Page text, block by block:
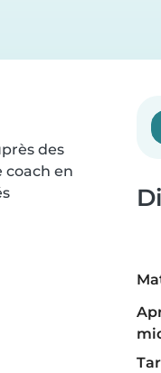
des
coach en